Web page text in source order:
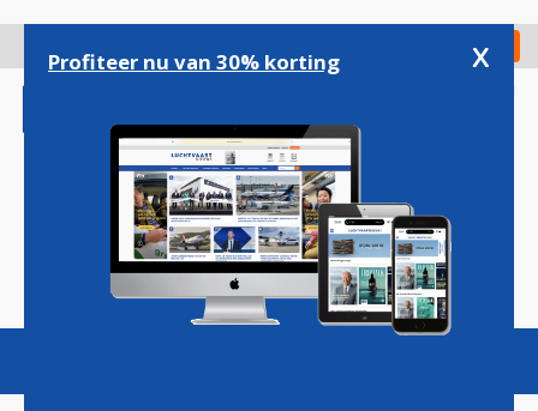
gaan
Check in
Magazine Podcasts Vacatures
Profiteer nu van 30% korting x